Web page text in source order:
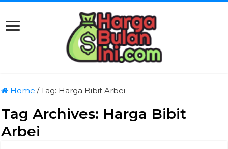
Home /Tag: Harga Bibit Arbei
Tag Archives: Harga Bibit
Arbei